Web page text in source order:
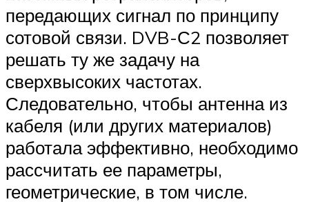
передающих сигнал по принципу
сотовой связи. DVB-С2 позволяет
решать ту же задачу на
сверхвысоких частотах.
Следовательно, чтобы антенна из
кабеля (или других материалов)
работала эффективно, необходимо
рассчитать ее параметры,
геометрические, в том числе.